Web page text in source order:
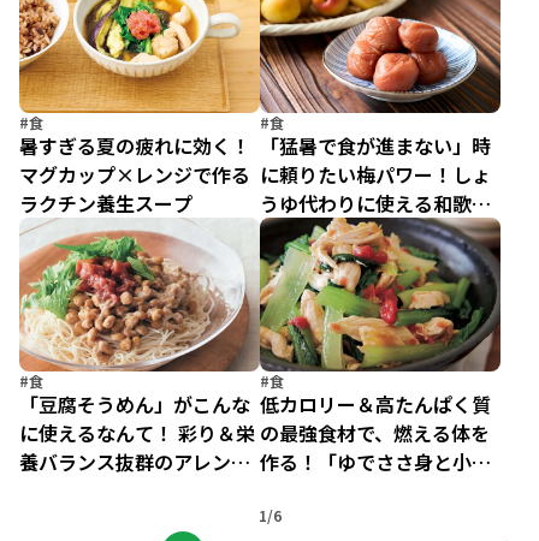
#食
暑すぎる夏の疲れに効く！
マグカップ×レンジで作る
ラクチン養生スープ
#食
「猛暑で食が進まない」時
に頼りたい梅パワー！しょ
うゆ代わりに使える和歌山
の万能調味料「梅びしお」
の作り方
#食
「豆腐そうめん」がこんな
に使えるなんて！ 彩り＆栄
養バランス抜群のアレンジ
#食
低カロリー＆高たんぱく質
の最強食材で、燃える体を
作る！「ゆでささ身と小松
1/6